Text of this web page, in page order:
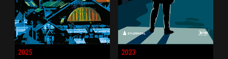
2025 2023